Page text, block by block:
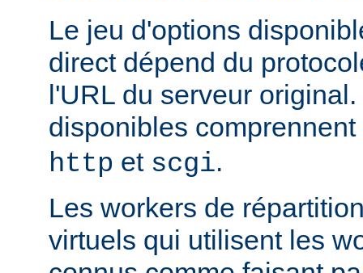
Le jeu d'options
direct dépend du
l'URL du serveur
disponibles comprennent
http et scgi.
Les workers de
virtuels qui utilisent les